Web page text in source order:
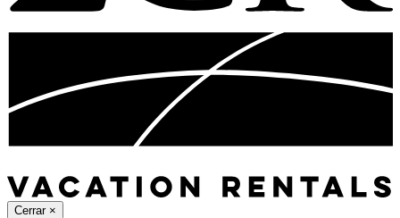
Cerrar ×